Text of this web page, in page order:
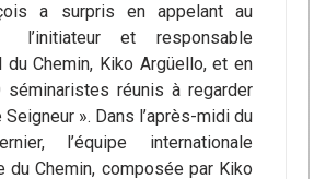
a surpris en appelant au
l’initiateur et responsable
du Chemin, Kiko Argüello, et en
séminaristes réunis à regarder
Seigneur ». Dans l’après-midi du
l’équipe internationale
du Chemin, composée par Kiko